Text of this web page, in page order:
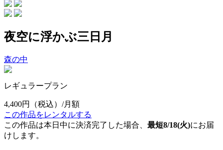
夜空に浮かぶ三日月
森の中
レギュラープラン
4,400円
（税込）/月額
この作品をレンタルする
この作品は本日中に決済完了した場合、 最短8/18(火)にお届
けします。